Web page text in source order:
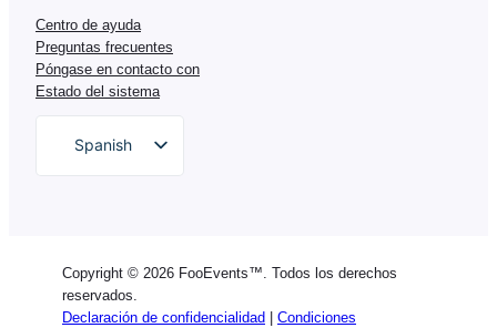
Centro de ayuda
Preguntas frecuentes
Póngase en contacto con
Estado del sistema
Spanish
Italian
Copyright © 2026 FooEvents™. Todos los derechos
reservados.
Declaración de confidencialidad
Condiciones